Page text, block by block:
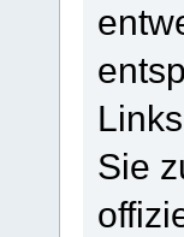
Sie